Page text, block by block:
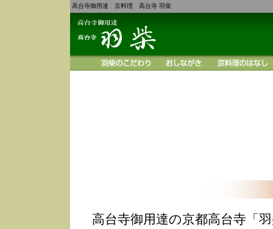
高台寺御用達 京料理 高台寺 羽柴
高台寺御用達の京都高台寺「